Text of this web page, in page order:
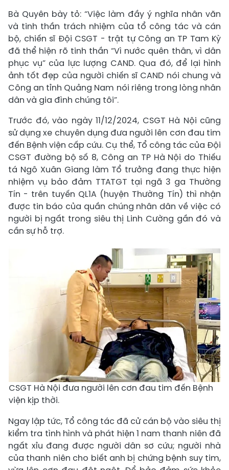
Bà Quyên bày tỏ: “Việc làm đầy ý nghĩa nhân văn
và tinh thần trách nhiệm của tổ công tác và cán
bộ, chiến sĩ Đội CSGT - trật tự Công an TP Tam Kỳ
đã thể hiện rõ tinh thần “Vì nước quên thân, vì dân
phục vụ” của lực lượng CAND. Qua đó, để lại hình
ảnh tốt đẹp của người chiến sĩ CAND nói chung và
Công an tỉnh Quảng Nam nói riêng trong lòng nhân
dân và gia đình chúng tôi”.
Trước đó, vào ngày 11/12/2024, CSGT Hà Nội cũng
sử dụng xe chuyên dụng đưa người lên cơn đau tim
đến Bệnh viện cấp cứu. Cụ thể, Tổ công tác của Đội
CSGT đường bộ số 8, Công an TP Hà Nội do Thiếu
tá Ngô Xuân Giang làm Tổ trưởng đang thực hiện
nhiệm vụ bảo đảm TTATGT tại ngã 3 ga Thường
Tín - trên tuyến QL1A (huyện Thường Tín) thì nhận
được tin báo của quần chúng nhân dân về việc có
người bị ngất trong siêu thị Linh Cường gần đó và
cần sự hỗ trợ.
CSGT Hà Nội đưa người lên cơn đau tim đến Bệnh
viện kịp thời.
Ngay lập tức, Tổ công tác đã cử cán bộ vào siêu thị
kiểm tra tình hình và phát hiện 1 nam thanh niên đã
ngất xỉu đang được người dân sơ cứu; người nhà
của thanh niên cho biết anh bị chứng bệnh suy tim,